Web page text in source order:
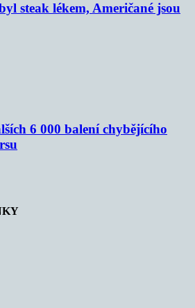
steak lékem, Američané jsou
6 000 balení chybějícího